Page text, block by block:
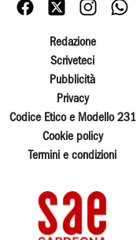
Redazione
Scriveteci
Pubblicità
Privacy
Codice Etico e Modello 231
Cookie policy
Termini e condizioni